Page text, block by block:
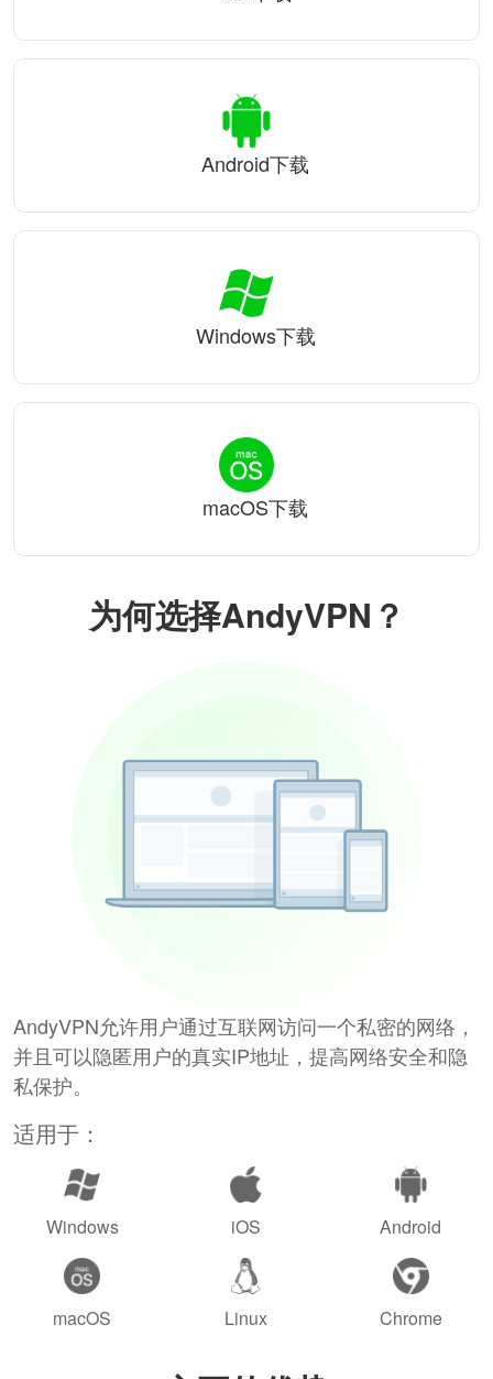
为何选择AndyVPN？
AndyVPN允许用户通过互联网访问一个私密的网络，
并且可以隐匿用户的真实IP地址，提高网络安全和隐
私保护。
适用于：
Windows iOS Android
macOS Linux Chrome
Android下载
Windows下载
macOS下载